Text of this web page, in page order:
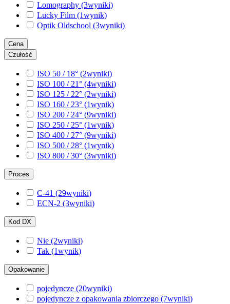
Lomography (3wyniki)
Lucky Film (1wynik)
Optik Oldschool (3wyniki)
Cena
Czułość
ISO 50 / 18° (2wyniki)
ISO 100 / 21° (4wyniki)
ISO 125 / 22° (2wyniki)
ISO 160 / 23° (1wynik)
ISO 200 / 24° (9wyniki)
ISO 250 / 25° (1wynik)
ISO 400 / 27° (9wyniki)
ISO 500 / 28° (1wynik)
ISO 800 / 30° (3wyniki)
Proces
C-41 (29wyniki)
ECN-2 (3wyniki)
Kod DX
Nie (2wyniki)
Tak (1wynik)
Opakowanie
pojedyncze (20wyniki)
pojedyncze z opakowania zbiorczego (7wyniki)